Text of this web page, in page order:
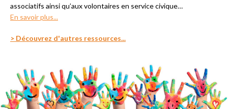
associatifs ainsi qu’aux volontaires en service civique…
En savoir plus...
> Découvrez d'autres ressources...